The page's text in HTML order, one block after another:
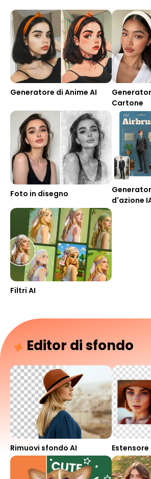
Generatore di Anime AI
Cartone
Foto in disegno
d'azione
Filtri AI
Editor di sfondo
Rimuovi sfondo AI